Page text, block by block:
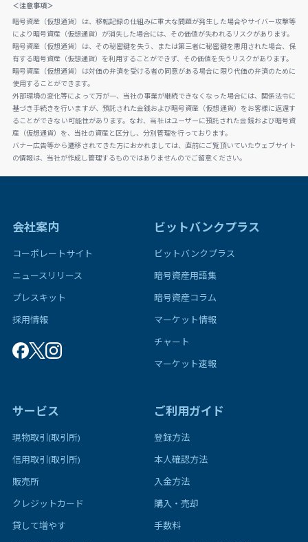
＜注意事項＞
暗号資産（仮想通貨）は、移転記録の仕組みに重大な問題が発生した場合やサイバー攻撃等
により暗号資産（仮想通貨）が消失した場合には、その価値が失われるリスクがあります。
暗号資産（仮想通貨）は、その秘密鍵を失う、または第三者に秘密鍵を悪用された場合、保
有する暗号資産（仮想通貨）を利用することができず、その価値を失うリスクがあります。
暗号資産（仮想通貨）は対価の弁済を受ける者の同意がある場合に限り代価の弁済のために
使用することができます。
外部環境の変化等によって万が一、当社の事業が継続できなくなった場合には、関係法令に
基づき手続きを行いますが、預託された金銭および暗号資産（仮想通貨）をお客様に返還す
ることができない可能性があります。なお、当社はユーザーに預託された金銭および暗号資
産（仮想通貨）を、当社の資産と区分し、分別管理を行っております。
バナー広告等から遷移されてきた方におかれましては、直前にご覧頂いていたウェブサイト
の情報は、当社が作成し管理するものではありませんのでご留意ください。
会社案内
コーポレートサイト
ニュースリリース
プレスキット
採用情報
ビットバンクプラス
ビットバンクプラス
暗号資産用語集
暗号資産コラム
マーケット情報
チャート
マーケット速報
サービス
現物取引(取引所)
信用取引(取引所)
販売所
クレジットカード
貸して増やす
ご利用ガイド
登録方法
本人確認方法
入金方法
購入・売却
手数料